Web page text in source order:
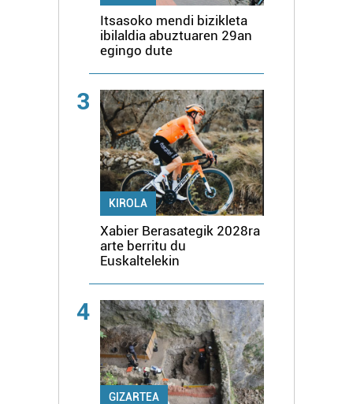
Itsasoko mendi bizikleta
ibilaldia abuztuaren 29an
egingo dute
3
KIROLA
Xabier Berasategik 2028ra
arte berritu du
Euskaltelekin
4
GIZARTEA